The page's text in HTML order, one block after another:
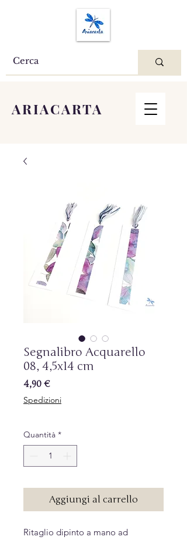
ARIACARTA
Segnalibro Acquarello
08, 4,5x14 cm
4,90 €Prezzo
Spedizioni
Quantità *
Aggiungi al carrello
Ritaglio dipinto a mano ad